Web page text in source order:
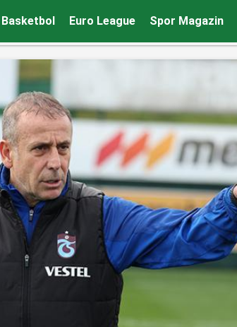
Basketbol Euro League Spor Magazin
zirvede yer almaktır’